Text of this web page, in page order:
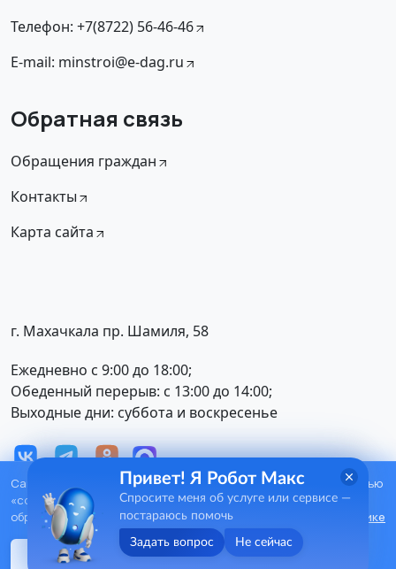
Телефон: +7(8722) 56-46-46
E-mail: minstroi@e-dag.ru
Обратная связь
Обращения граждан
Контакты
Карта сайта
г. Махачкала пр. Шамиля, 58
Ежедневно с 9:00 до 18:00;
Обеденный перерыв: с 13:00 до 14:00;
Выходные дни: суббота и воскресенье
© При полном или частичном использовании
материалов ссылка на сайт обязательна.
Сайт использует сервис аналитикиЯндекс Метрика
с помощью
«cookie», для удобства пользования. Вы можете запретить
обработку cookies в настройках браузера. Подробнее в
Политике
Я согласен
Привет! Я Робот Макс
Спросите меня об услуге или сервисе —
постараюсь помочь
Задать вопрос Не сейчас